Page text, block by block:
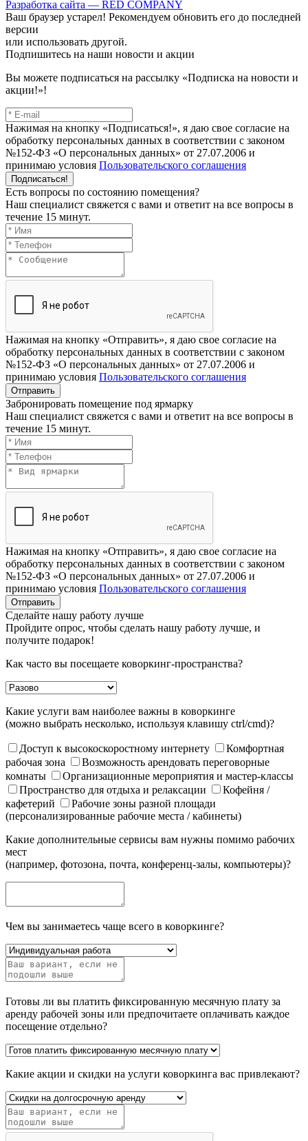
Разработка сайта — RED COMPANY
Ваш браузер устарел! Рекомендуем обновить его до последней
версии
или использовать другой.
Подпишитесь на наши новости и акции
Вы можете подписаться на рассылку «Подписка на новости и
акции!»!
Нажимая на кнопку «Подписаться!», я даю свое согласие на
обработку персональных данных в соответствии с законом
№152-ФЗ «О персональных данных» от 27.07.2006 и
принимаю условия Пользовательского соглашения
Подписаться!
Есть вопросы по состоянию помещения?
Наш специалист свяжется с вами и ответит на все вопросы в
течение 15 минут.
Нажимая на кнопку «Отправить», я даю свое согласие на
обработку персональных данных в соответствии с законом
№152-ФЗ «О персональных данных» от 27.07.2006 и
принимаю условия Пользовательского соглашения
Отправить
Забронировать помещение под ярмарку
Наш специалист свяжется с вами и ответит на все вопросы в
течение 15 минут.
Нажимая на кнопку «Отправить», я даю свое согласие на
обработку персональных данных в соответствии с законом
№152-ФЗ «О персональных данных» от 27.07.2006 и
принимаю условия Пользовательского соглашения
Отправить
Сделайте нашу работу лучше
Пройдите опрос, чтобы сделать нашу работу лучше, и
получите подарок!
Как часто вы посещаете коворкинг-пространства?
Какие услуги вам наиболее важны в коворкинге
(можно выбрать несколько, используя клавишу ctrl/cmd)?
Доступ к высокоскоростному интернету
Комфортная
рабочая зона
Возможность арендовать переговорные
комнаты
Организационные мероприятия и мастер-классы
Пространство для отдыха и релаксации
Кофейня /
кафетерий
Рабочие зоны разной площади
(персонализированные рабочие места / кабинеты)
Какие дополнительные сервисы вам нужны помимо рабочих
мест
(например, фотозона, почта, конференц-залы, компьютеры)?
Чем вы занимаетесь чаще всего в коворкинге?
Готовы ли вы платить фиксированную месячную плату за
аренду рабочей зоны или предпочитаете оплачивать каждое
посещение отдельно?
Какие акции и скидки на услуги коворкинга вас привлекают?